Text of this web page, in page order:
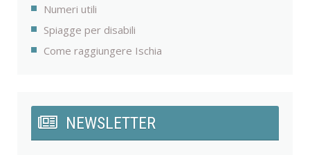
Numeri utili
Spiagge per disabili
Come raggiungere Ischia
NEWSLETTER